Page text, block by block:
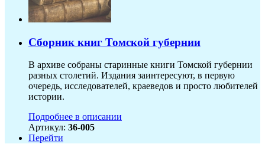
Сборник книг Томской губернии
В архиве собраны старинные книги Томской губернии
разных столетий. Издания заинтересуют, в первую
очередь, исследователей, краеведов и просто любителей
истории.
Подробнее в описании
Артикул: 36-005
Перейти